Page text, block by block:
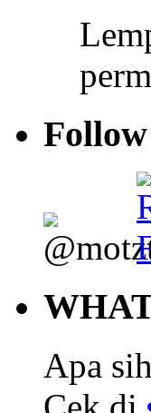
Apa